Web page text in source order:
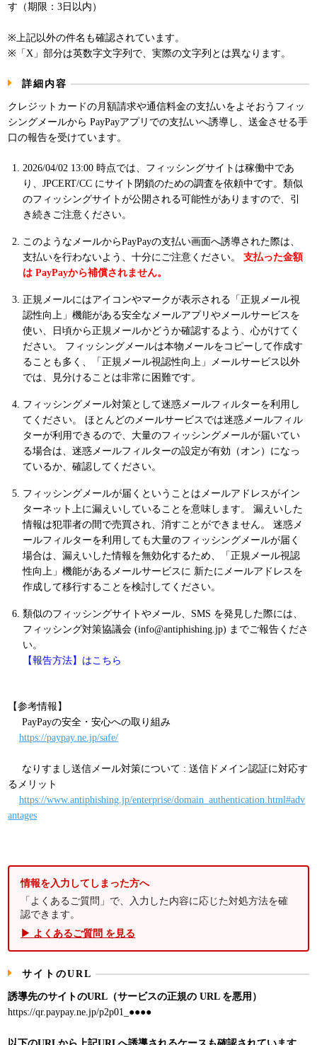
す（期限：3日以内）
※上記以外の件名も確認されています。
※「X」部分は英数字文字列で、実際の文字列とは異なります。
詳細内容
クレジットカードの月額請求や通信料金の支払いをよそおうフィッ
シングメールから PayPayアプリでの支払いへ誘導し、送金させる手
口の報告を受けています。
2026/04/02 13:00 時点では、フィッシングサイトは稼働中であ
り、JPCERT/CC にサイト閉鎖のための調査を依頼中です。類似
のフィッシングサイトが公開される可能性がありますので、引
き続きご注意ください。
このようなメールからPayPayの支払い画面へ誘導された際は、
支払いを行わないよう、十分にご注意ください。支払った金額
は PayPayから補償されません。
正規メールにはアイコンやマークが表示される「正規メール視
認性向上」機能がある安全なメールアプリやメールサービスを
使い、日頃から正規メールかどうか確認するよう、心がけてく
ださい。 フィッシングメールは本物メールをコピーして作成す
ることも多く、「正規メール視認性向上」メールサービス以外
では、見分けることは非常に困難です。
フィッシングメール対策として迷惑メールフィルターを利用し
てください。 ほとんどのメールサービスでは迷惑メールフィル
ターが利用できるので、大量のフィッシングメールが届いてい
る場合は、迷惑メールフィルターの設定が有効（オン）になっ
ているか、確認してください。
フィッシングメールが届くということはメールアドレスがイン
ターネット上に漏えいしていることを意味します。 漏えいした
情報は犯罪者の間で売買され、消すことができません。 迷惑メ
ールフィルターを利用しても大量のフィッシングメールが届く
場合は、漏えいした情報を無効化するため、「正規メール視認
性向上」機能があるメールサービスに 新たにメールアドレスを
作成して移行することを検討してください。
類似のフィッシングサイトやメール、SMS を発見した際には、
フィッシング対策協議会 (info@antiphishing.jp) までご報告くださ
い。
【報告方法】はこちら
【参考情報】
PayPayの安全・安心への取り組み
https://paypay.ne.jp/safe/
なりすまし送信メール対策について : 送信ドメイン認証に対応す
るメリット
https://www.antiphishing.jp/enterprise/domain_authentication.html#adv
antages
情報を入力してしまった方へ
「よくあるご質問」で、入力した内容に応じた対処方法を確
認できます。
▶ よくあるご質問 を見る
サイトのURL
誘導先のサイトのURL（サービスの正規の URL を悪用）
https://qr.paypay.ne.jp/p2p01_●●●●